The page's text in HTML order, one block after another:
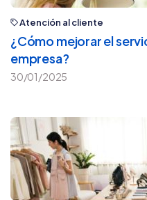
Atención al cliente
¿Cómo mejorar el
empresa?
30/01/2025